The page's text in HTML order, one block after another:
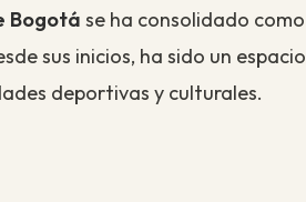
Bogotá se ha consolidado como
sus inicios, ha sido un espacio
deportivas y culturales.